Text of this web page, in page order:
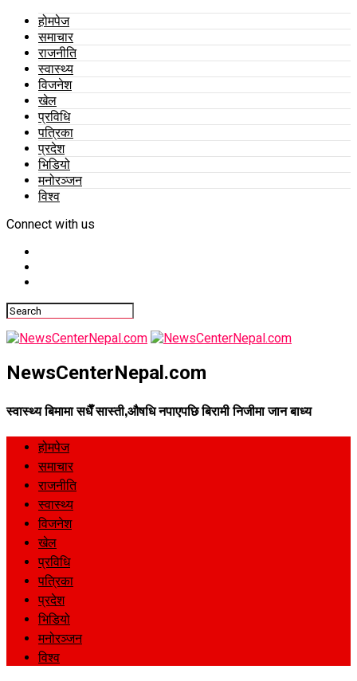
होमपेज
समाचार
राजनीति
स्वास्थ्य
विजनेश
खेल
प्रविधि
पत्रिका
प्रदेश
भिडियो
मनोरञ्जन
विश्व
Connect with us
NewsCenterNepal.com
स्वास्थ्य बिमामा सधैँ सास्ती,औषधि नपाएपछि बिरामी निजीमा जान बाध्य
होमपेज
समाचार
राजनीति
स्वास्थ्य
विजनेश
खेल
प्रविधि
पत्रिका
प्रदेश
भिडियो
मनोरञ्जन
विश्व